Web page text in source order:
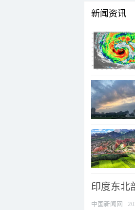
新闻资讯
印度东北
中国新闻网